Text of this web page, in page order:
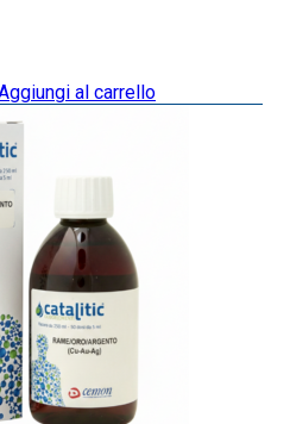
al carrello